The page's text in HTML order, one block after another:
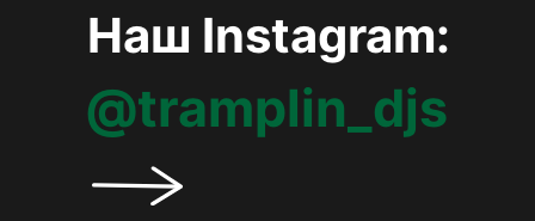
Наш Instagram:
@tramplin_djs